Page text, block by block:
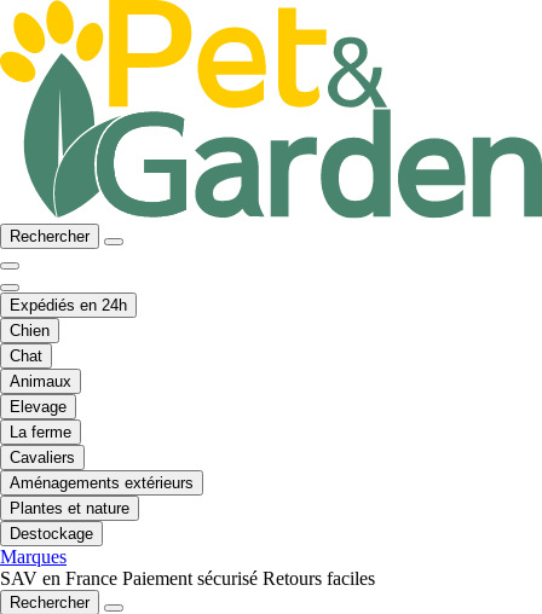
Rechercher
Expédiés en 24h
Chien
Chat
Animaux
Elevage
La ferme
Cavaliers
Aménagements extérieurs
Plantes et nature
Destockage
Marques
SAV en France Paiement sécurisé Retours faciles
Rechercher